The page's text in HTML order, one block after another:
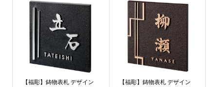
【福彫】鋳物表札 デザイン
【福彫】鋳物表札 デザイン